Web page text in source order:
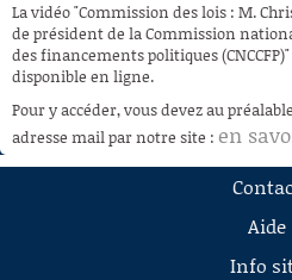
À LA DEMANDE
RECHERCHE
AIDE À LA DÉCOUPE
DE VIDÉOS
La vidéo "Commission des lois : M.
de président de la Commission
des financements politiques
disponible en ligne.
Pour y accéder, vous devez au
adresse mail par notre site : en
Aide
Info